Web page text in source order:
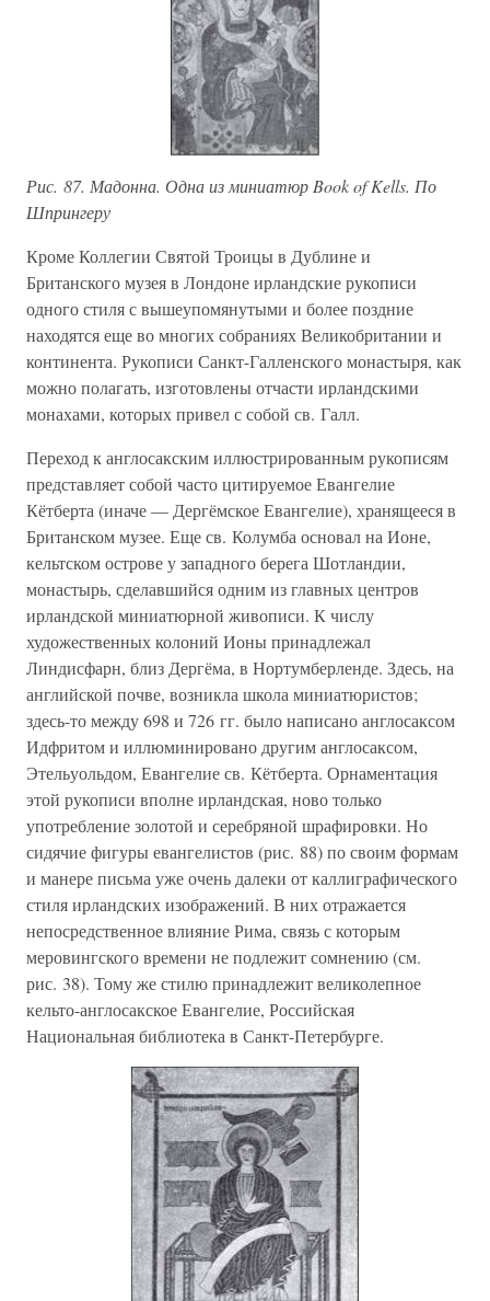
Рис. 87. Мадонна. Одна из миниатюр Book of Kells. По
Шпрингеру
Кроме Коллегии Святой Троицы в Дублине и
Британского музея в Лондоне ирландские рукописи
одного стиля с вышеупомянутыми и более поздние
находятся еще во многих собраниях Великобритании и
континента. Рукописи Санкт-Галленского монастыря, как
можно полагать, изготовлены отчасти ирландскими
монахами, которых привел с собой св. Галл.
Переход к англосакским иллюстрированным рукописям
представляет собой часто цитируемое Евангелие
Кётберта (иначе — Дергёмское Евангелие), хранящееся в
Британском музее. Еще св. Колумба основал на Ионе,
кельтском острове у западного берега Шотландии,
монастырь, сделавшийся одним из главных центров
ирландской миниатюрной живописи. К числу
художественных колоний Ионы принадлежал
Линдисфарн, близ Дергёма, в Нортумберленде. Здесь, на
английской почве, возникла школа миниатюристов;
здесь-то между 698 и 726 гг. было написано англосаксом
Идфритом и иллюминировано другим англосаксом,
Этельуольдом, Евангелие св. Кётберта. Орнаментация
этой рукописи вполне ирландская, ново только
употребление золотой и серебряной шрафировки. Но
сидячие фигуры евангелистов (рис. 88) по своим формам
и манере письма уже очень далеки от каллиграфического
стиля ирландских изображений. В них отражается
непосредственное влияние Рима, связь с которым
меровингского времени не подлежит сомнению (см.
рис. 38). Тому же стилю принадлежит великолепное
кельто-англосакское Евангелие, Российская
Национальная библиотека в Санкт-Петербурге.